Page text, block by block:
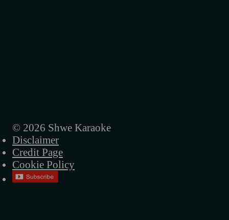
© 2026 Shwe Karaoke
Disclaimer
Credit Page
Cookie Policy